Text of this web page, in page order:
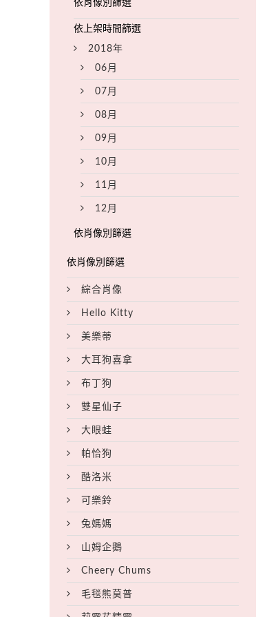
2018年
06月
07月
08月
09月
10月
11月
12月
綜合肖像
Hello Kitty
美樂蒂
大耳狗喜拿
布丁狗
雙星仙子
大眼蛙
帕恰狗
酷洛米
可樂鈴
兔媽媽
山姆企鵝
Cheery Chums
毛毯熊莫普